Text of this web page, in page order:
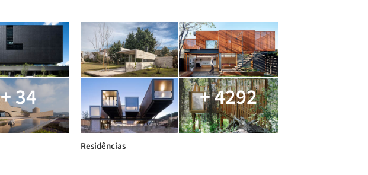
+ 34 + 4292
Residências